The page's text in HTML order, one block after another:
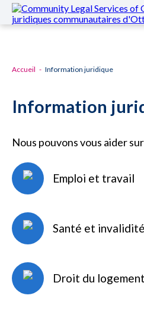
Accueil Information juridique
Information
Nous pouvons vous aider
Emploi et travail
Santé et invalidité
Droit du logement